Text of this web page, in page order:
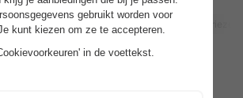
4 Slaapkamers
1 Badkamer
Huisdieren toegestaan *
Vaatwasser